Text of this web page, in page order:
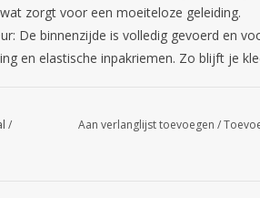
zorgt voor een moeiteloze geleiding.
De binnenzijde is volledig gevoerd en
en elastische inpakriemen. Zo blijft je
/
Aan verlanglijst toevoegen /